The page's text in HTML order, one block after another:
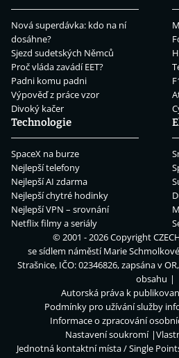
Nová superdávka: kdo na ní
dosáhne?
Sjezd sudetských Němců
Proč vláda zavádí EET?
Padni komu padni
Výpověď z práce vzor
Divoký kačer
Technologie
SpaceX na burze
Nejlepší telefony
Nejlepší AI zdarma
Nejlepší chytré hodinky
Nejlepší VPN – srovnání
Netflix filmy a seriály
© 2001 - 2026 Copyright
se sídlem náměstí Marie
Strašnice, IČO: 02346826, zapsána v
obsahu
Autorská práva k
Podmínky pro užívání služby
Informace o zpracování
Nastavení soukromí
Jednotná kontaktní místa / Single